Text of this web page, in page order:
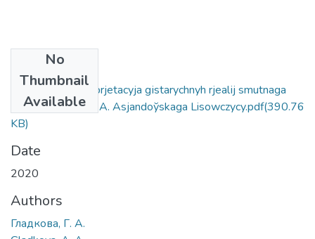
No
Thumbnail
Available
Mastackaja іntjerprjetacyja gіstarychnyh rjealіj smutnaga
chasu ў ramane F. A. Asjandoўskaga Lisowczycy.pdf(390.76
KB)
Date
2020
Authors
Гладкова, Г. А.